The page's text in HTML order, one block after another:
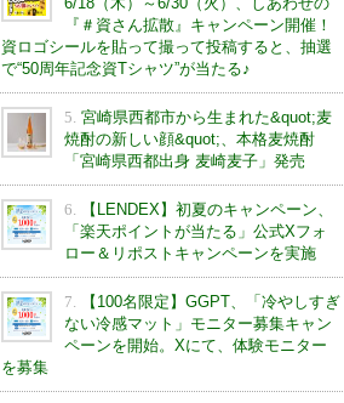
『＃資さん拡散』キャンペーン開催！
資ロゴシールを貼って撮って投稿すると、抽選
で“50周年記念資Tシャツ”が当たる♪
5. 宮崎県西都市から生まれた&quot;麦
焼酎の新しい顔&quot;、本格麦焼酎
「宮崎県西都出身 麦崎麦子」発売
6.
【LENDEX】初夏のキャンペーン、
「楽天ポイントが当たる」公式Xフォ
ロー＆リポストキャンペーンを実施
7.
【100名限定】GGPT、「冷やしすぎ
ない冷感マット」モニター募集キャン
ペーンを開始。Xにて、体験モニター
を募集